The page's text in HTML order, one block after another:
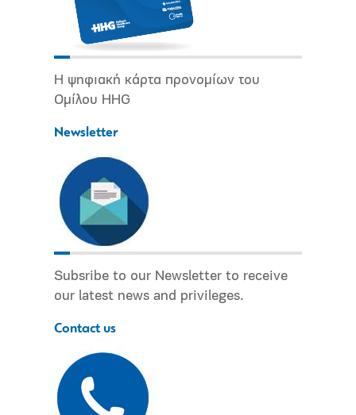
Η ψηφιακή κάρτα προνομίων του
Ομίλου HHG
Newsletter
Subsribe to our Newsletter to receive
our latest news and privileges.
Contact us